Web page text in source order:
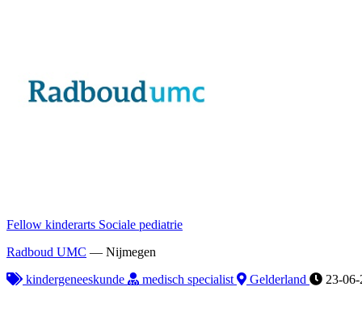
Fellow kinderarts Sociale pediatrie
Radboud UMC — Nijmegen
kindergeneeskunde
medisch specialist Gelderland 23-